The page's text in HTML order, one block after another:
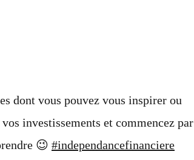
dont vous pouvez vous inspirer ou
investissements et commencez par
😉 #independancefinanciere